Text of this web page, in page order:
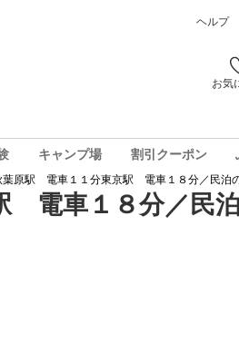
ヘルプ
お気
キャンプ場 割引クーポン
葉原駅 電車１１分東京駅 電車１８分／民泊
電車１８分／民泊